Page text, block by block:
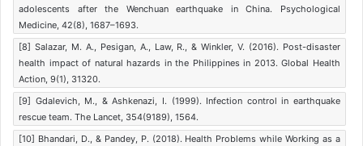
adolescents after the Wenchuan earthquake in China. Psychological
Medicine, 42(8), 1687–1693.
[8] Salazar, M. A., Pesigan, A., Law, R., & Winkler, V. (2016). Post-disaster
health impact of natural hazards in the Philippines in 2013. Global Health
Action, 9(1), 31320.
[9] Gdalevich, M., & Ashkenazi, I. (1999). Infection control in earthquake
rescue team. The Lancet, 354(9189), 1564.
[10] Bhandari, D., & Pandey, P. (2018). Health Problems while Working as a